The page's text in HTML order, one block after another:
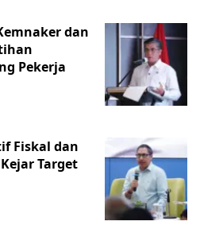
dan
Pekerja
Fiskal dan
Target